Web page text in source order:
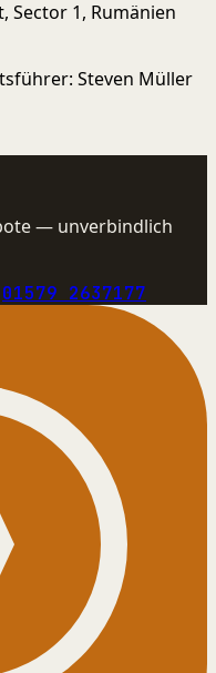
Sector 1, Rumänien
Steven Müller
— unverbindlich
01579 2637177